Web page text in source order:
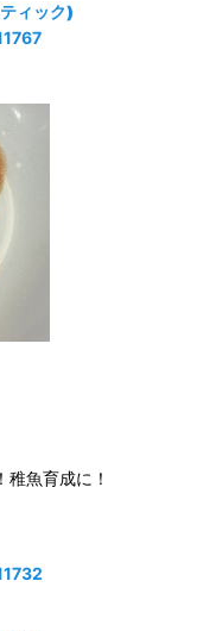
ィック)
魚育成に！